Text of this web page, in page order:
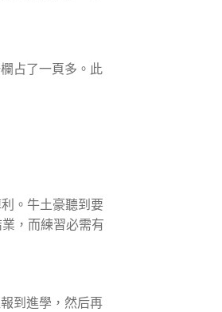
占了一頁多。此
。牛土豪聽到要
，而練習必需有
到進學，然后再